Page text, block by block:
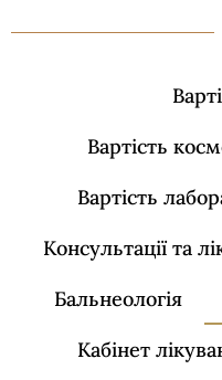
Вартість
Вартість
Консультації та
Бальнеологія
Кабінет